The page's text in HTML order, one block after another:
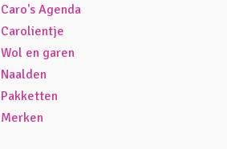
Caro's Agenda
Carolientje
Wol en garen
Naalden
Pakketten
Merken